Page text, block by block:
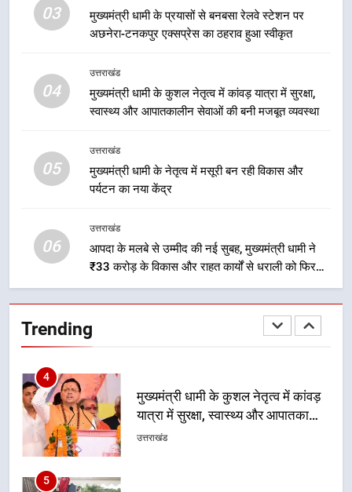
03
मुख्यमंत्री धामी के प्रयासों से बनबसा रेलवे स्टेशन पर
अछनेरा-टनकपुर एक्सप्रेस का ठहराव हुआ स्वीकृत
04
उत्तराखंड
मुख्यमंत्री धामी के कुशल नेतृत्व में कांवड़ यात्रा में सुरक्षा,
स्वास्थ्य और आपातकालीन सेवाओं की बनी मजबूत व्यवस्था
05
उत्तराखंड
मुख्यमंत्री धामी के नेतृत्व में मसूरी बन रही विकास और
पर्यटन का नया केंद्र
06
उत्तराखंड
आपदा के मलबे से उम्मीद की नई सुबह, मुख्यमंत्री धामी ने
₹33 करोड़ के विकास और राहत कार्यों से धराली को फिर
खड़ा कर बनाया भरोसे का प्रतीक
Trending
हुआ मंथन
उत्तराखंड
एमडीडीए बोर्ड बैठक में 25 विकास प्रस्तावों
को मिली मंजूरी, देहरादून-मसूरी के
3
मुख्यमंत्री धामी के प्रयासों से बनबसा रेलवे
यात्रा में सुरक्षा, स्वास्थ्य और आपातकालीन
सेवाओं की बनी मजबूत व्यवस्था
5
मुख्यमंत्री धामी के नेतृत्व में मसूरी बन रही
विकास और पर्यटन का नया केंद्र
उत्तराखंड
6